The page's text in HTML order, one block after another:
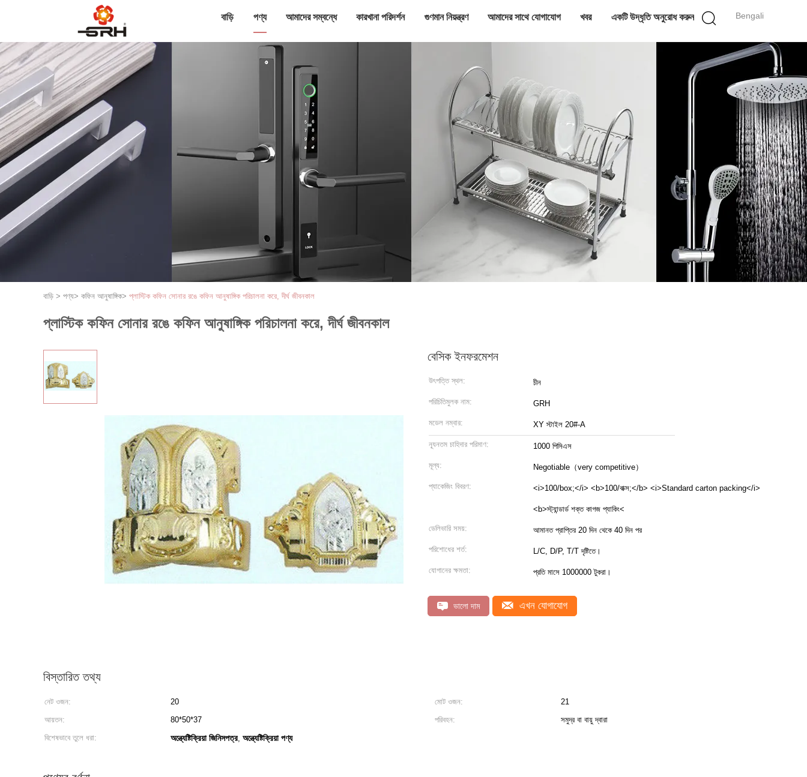
Bengali
বাড়ি পণ্য আমাদের সম্বন্ধে কারখানা পরিদর্শন গুণমান নিয়ন্ত্রণ আমাদের সাথে যোগাযোগ খবর একটি উদ্ধৃতি অনুরোধ করুন
বাড়ি > পণ্য> কফিন আনুষাঙ্গিক> প্লাস্টিক কফিন সোনার রঙে কফিন আনুষাঙ্গিক পরিচালনা করে, দীর্ঘ জীবনকাল
প্লাস্টিক কফিন সোনার রঙে কফিন আনুষাঙ্গিক পরিচালনা করে, দীর্ঘ জীবনকাল
বেসিক ইনফরমেশন
উৎপত্তি স্থল: চীন
পরিচিতিমুলক নাম: GRH
মডেল নম্বার: XY স্টাইল 20#-A
ন্যূনতম চাহিদার পরিমাণ: 1000 পিসিএস
মূল্য: Negotiable（very competitive）
প্যাকেজিং বিবরণ: <i>100/box;</i> <b>100/বাক্স;</b> <i>Standard carton packing</i>
<b>স্ট্যান্ডার্ড শক্ত কাগজ প্যাকিং<
ডেলিভারি সময়: আমানত প্রাপ্তির 20 দিন থেকে 40 দিন পর
পরিশোধের শর্ত: L/C, D/P, T/T দৃষ্টিতে।
যোগানের ক্ষমতা: প্রতি মাসে 1000000 টুকরা।
ভালো দাম এখন যোগাযোগ
বিস্তারিত তথ্য
নেট ওজন: 20 মোট ওজন:
21
আয়তন:
80*50*37 পরিবহন:
সমুদ্র বা বায়ু দ্বারা
বিশেষভাবে তুলে ধরা:
অন্ত্যেষ্টিক্রিয়া জিনিসপত্র, অন্ত্যেষ্টিক্রিয়া পণ্য